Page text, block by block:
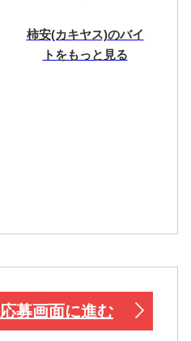
柿安(カキヤス)のバイ
トをもっと見る
応募画面に進む